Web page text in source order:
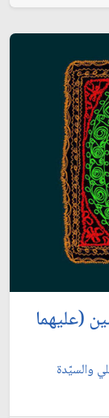
(عليهما
والسيّدة